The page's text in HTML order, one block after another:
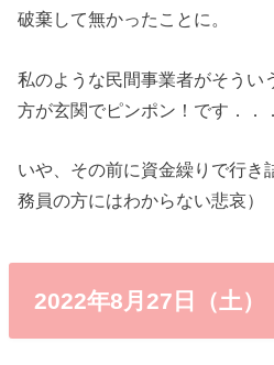
破棄して無かったことに。
私のような民間事業者がそうい
方が玄関でピンポン！です．．
いや、その前に資金繰りで行き
務員の方にはわからない悲哀）
2022年8月27日（土）